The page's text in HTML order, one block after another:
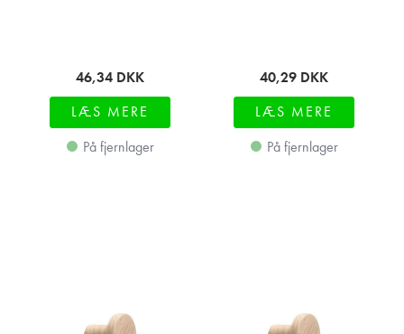
46,34 DKK
LÆS MERE
På fjernlager
40,29 DKK
LÆS MERE
På fjernlager